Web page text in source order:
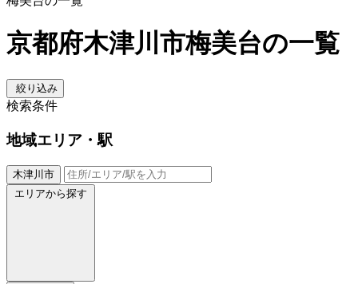
京都府木津川市梅美台の一覧
絞り込み
検索条件
地域エリア・駅
木津川市
エリアから探す